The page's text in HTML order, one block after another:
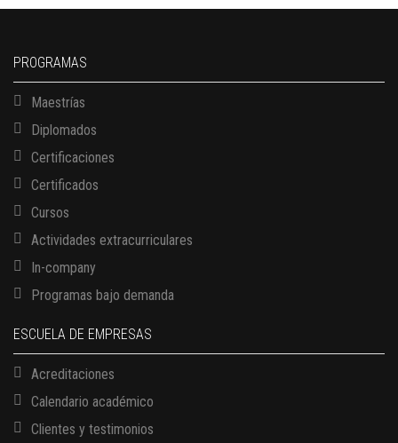
PROGRAMAS
Maestrías
Diplomados
Certificaciones
Certificados
Cursos
Actividades extracurriculares
In-company
Programas bajo demanda
ESCUELA DE EMPRESAS
Acreditaciones
Calendario académico
Clientes y testimonios